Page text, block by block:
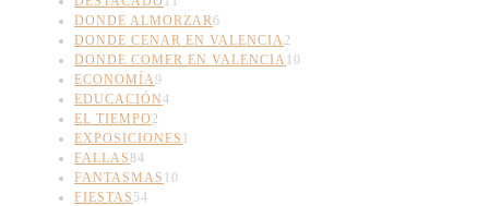
DONDE ALMORZAR6
DONDE CENAR EN VALENCIA 2
DONDE COMER EN VALENCIA 10
ECONOMÍA9
EDUCACIÓN4
EL TIEMPO 2
EXPOSICIONES 1
FALLAS84
FANTASMAS 10
FIESTAS 54